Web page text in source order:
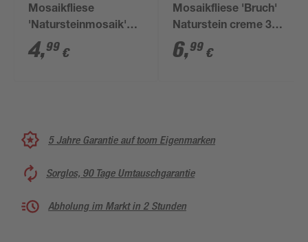
Mosaikfliese
'Natursteinmosaik'
Naturstein beige 28 x
28 cm
4,99 €
Mosaikfliese 'Bruch'
Naturstein creme 30 x
30 cm
6,99 €
5 Jahre Garantie auf toom Eigenmarken
Sorglos, 90 Tage Umtauschgarantie
Abholung im Markt in 2 Stunden